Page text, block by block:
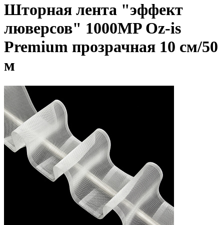
Шторная лента "эффект
люверсов" 1000MP Oz-is
Premium прозрачная 10 см/50
м